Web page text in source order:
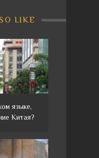
LIKE
языке,
Китая?